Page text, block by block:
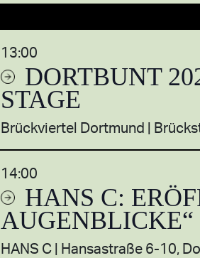
DORTBUNT
STAGE
13:00
Brückviertel Dortmund
HANS C:
AUGENBLICKE“
14:00
HANS C Hansastraße 6-10,